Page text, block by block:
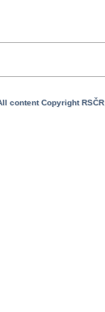
content Copyright RSČR